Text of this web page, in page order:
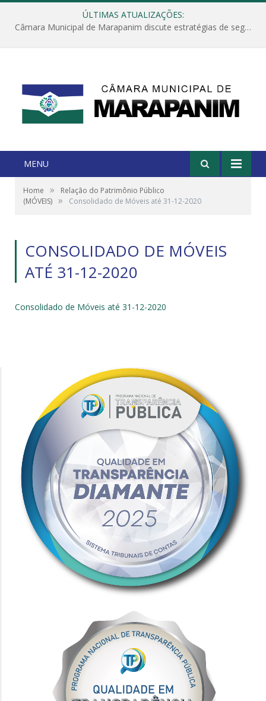
ÚLTIMAS ATUALIZAÇÕES:
Câmara Municipal de Marapanim discute estratégias de segurança com autoridades e poder executivo
MENU
Home »
Relação do Patrimônio Público
(MÓVEIS) » Consolidado de Móveis até 31-12-2020
CONSOLIDADO DE MÓVEIS
ATÉ 31-12-2020
Consolidado de Móveis até 31-12-2020